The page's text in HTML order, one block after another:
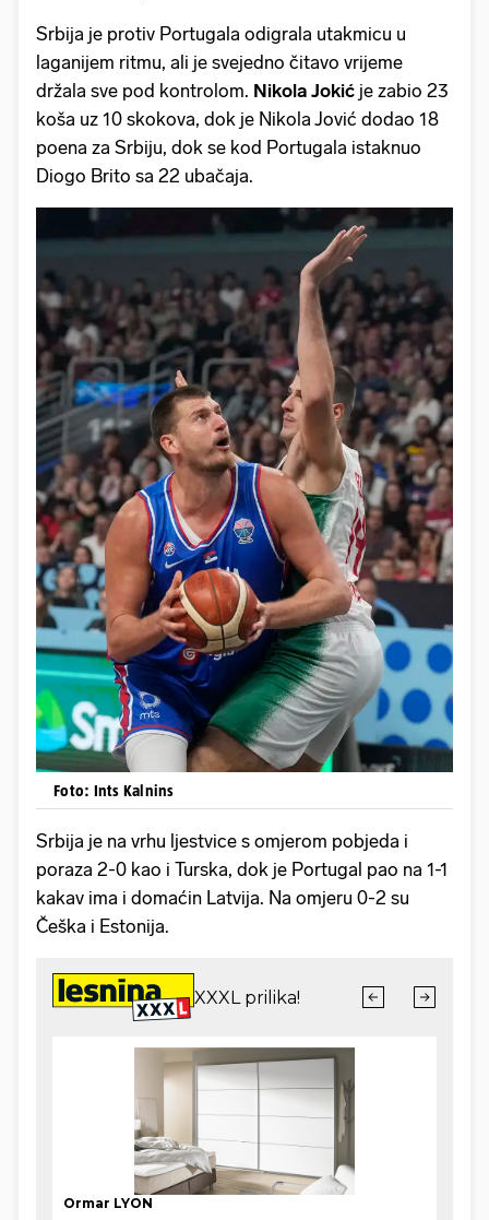
Srbija je protiv Portugala odigrala utakmicu u
laganijem ritmu, ali je svejedno čitavo vrijeme
držala sve pod kontrolom. Nikola Jokić je zabio 23
koša uz 10 skokova, dok je Nikola Jović dodao 18
poena za Srbiju, dok se kod Portugala istaknuo
Diogo Brito sa 22 ubačaja.
Foto: Ints Kalnins
Srbija je na vrhu ljestvice s omjerom pobjeda i
poraza 2-0 kao i Turska, dok je Portugal pao na 1-1
kakav ima i domaćin Latvija. Na omjeru 0-2 su
Češka i Estonija.